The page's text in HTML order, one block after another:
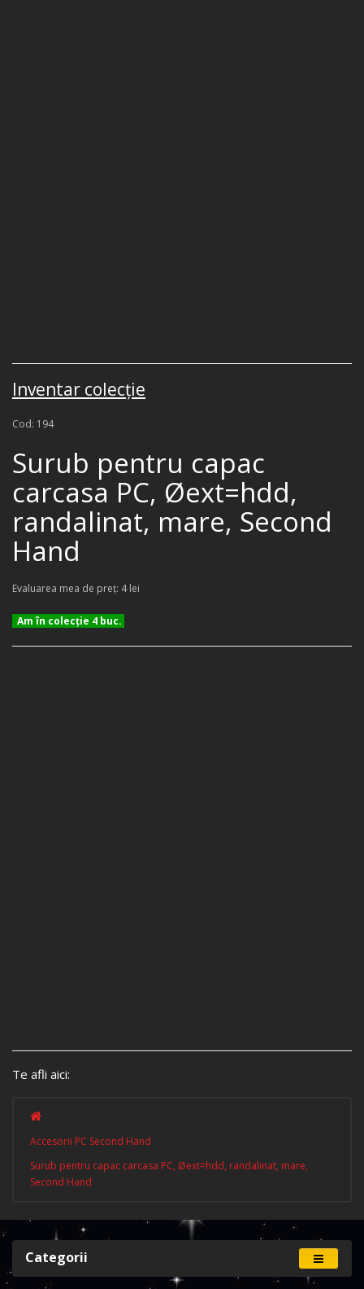
Inventar colecţie
Cod: 194
Surub pentru capac
carcasa PC, Øext=hdd,
randalinat, mare, Second
Hand
Evaluarea mea de preţ: 4 lei
Am în colecţie 4 buc.
Te afli aici:
Accesorii PC Second Hand
Surub pentru capac carcasa PC, Øext=hdd, randalinat, mare,
Second Hand
Categorii